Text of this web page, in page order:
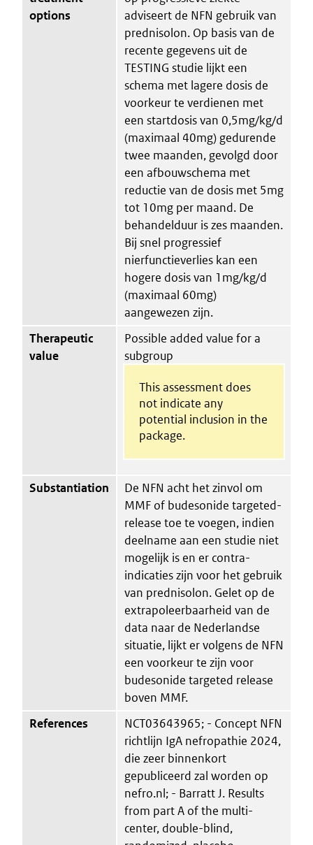
options
adviseert de NFN gebruik van
prednisolon. Op basis van de
recente gegevens uit de
TESTING studie lijkt een
schema met lagere dosis de
voorkeur te verdienen met
een startdosis van 0,5mg/kg/d
(maximaal 40mg) gedurende
twee maanden, gevolgd door
een afbouwschema met
reductie van de dosis met 5mg
tot 10mg per maand. De
behandelduur is zes maanden.
Bij snel progressief
nierfunctieverlies kan een
hogere dosis van 1mg/kg/d
(maximaal 60mg)
aangewezen zijn.
Therapeutic
value
Possible added value for a
subgroup
This assessment does
not indicate any
potential inclusion in the
package.
Substantiation
De NFN acht het zinvol om
MMF of budesonide targeted-
release toe te voegen, indien
deelname aan een studie niet
mogelijk is en er contra-
indicaties zijn voor het gebruik
van prednisolon. Gelet op de
extrapoleerbaarheid van de
data naar de Nederlandse
situatie, lijkt er volgens de NFN
een voorkeur te zijn voor
budesonide targeted release
boven MMF.
References
NCT03643965; - Concept NFN
richtlijn IgA nefropathie 2024,
die zeer binnenkort
gepubliceerd zal worden op
nefro.nl; - Barratt J. Results
from part A of the multi-
center, double-blind,